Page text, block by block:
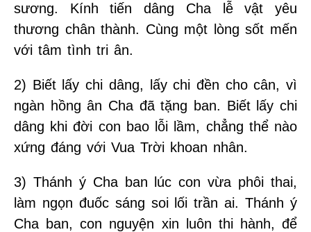
sương. Kính tiến dâng Cha lễ vật yêu
thương chân thành. Cùng một lòng sốt mến
với tâm tình tri ân.
2) Biết lấy chi dâng, lấy chi đền cho cân, vì
ngàn hồng ân Cha đã tặng ban. Biết lấy chi
dâng khi đời con bao lỗi lầm, chẳng thể nào
xứng đáng với Vua Trời khoan nhân.
3) Thánh ý Cha ban lúc con vừa phôi thai,
làm ngọn đuốc sáng soi lối trần ai. Thánh ý
Cha ban, con nguyện xin luôn thi hành, để